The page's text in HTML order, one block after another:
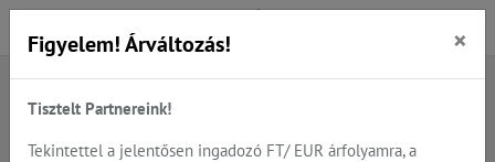
A keresett oldal nem található
Figyelem! Árváltozás! ×
Tisztelt Partnereink!
Tekintettel a jelentősen ingadozó FT/ EUR árfolyamra, a